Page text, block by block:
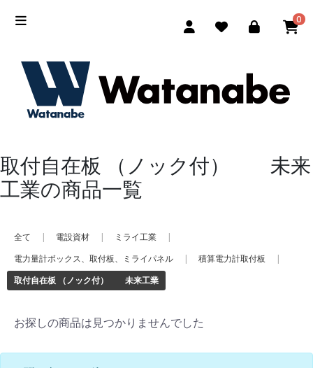
0
取付自在板 （ノック付） 未来
工業の商品一覧
全て | 電設資材 | ミライ工業
|
電力量計ボックス、取付板、ミライパネル
| 積算電力計取付板
|
取付自在板 （ノック付） 未来工業
お探しの商品は見つかりませんでした